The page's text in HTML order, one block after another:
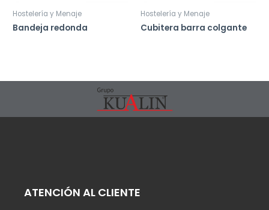
Hostelería y Menaje
Bandeja redonda
Hostelería y Menaje
Cubitera barra colgante
ATENCIÓN AL CLIENTE